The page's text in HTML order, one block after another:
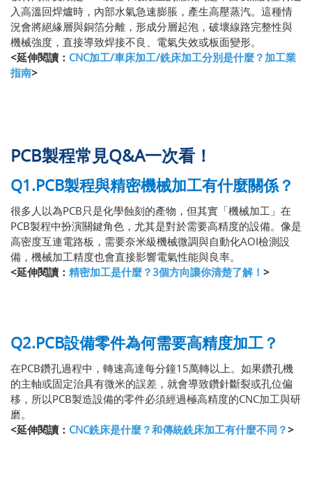
入高溫回焊爐時，內部水氣急速膨脹，產生高壓蒸汽。這種情
況會將絕緣層與銅箔分離，形成分層起泡，破壞線路完整性與
機械強度，直接導致焊接不良、電氣失效或板面變形。
<延伸閱讀： CNC加工/車床加工/銑床加工分別是什麼？加工業
指南>
PCB製程常見Q&A一次看！
Q1.PCB製程與精密機械加工有什麼關係？
很多人以為PCB只是化學蝕刻的產物，但其實「機械加工」在
PCB製程中扮演關鍵角色，尤其是對於需要高精度的設備。像是
高密度互連電路板，需要奈米級機械微調與自動化AOI檢測設
備，機械加工精度也會直接影響電氣性能與良率。
<延伸閱讀： 精密加工是什麼？3個方向讓你清楚了解！ >
Q2.PCB設備零件為何需要高精度加工？
在PCB鑽孔過程中，轉速高達每分鐘15萬轉以上。如果鑽孔機
的主軸或固定治具有微米的誤差，就會導致鑽針斷裂或孔位偏
移，所以PCB製造設備的零件必須經過極高精度的CNC加工與研
磨。
<延伸閱讀： CNC銑床是什麼？和傳統銑床加工有什麼不同？>